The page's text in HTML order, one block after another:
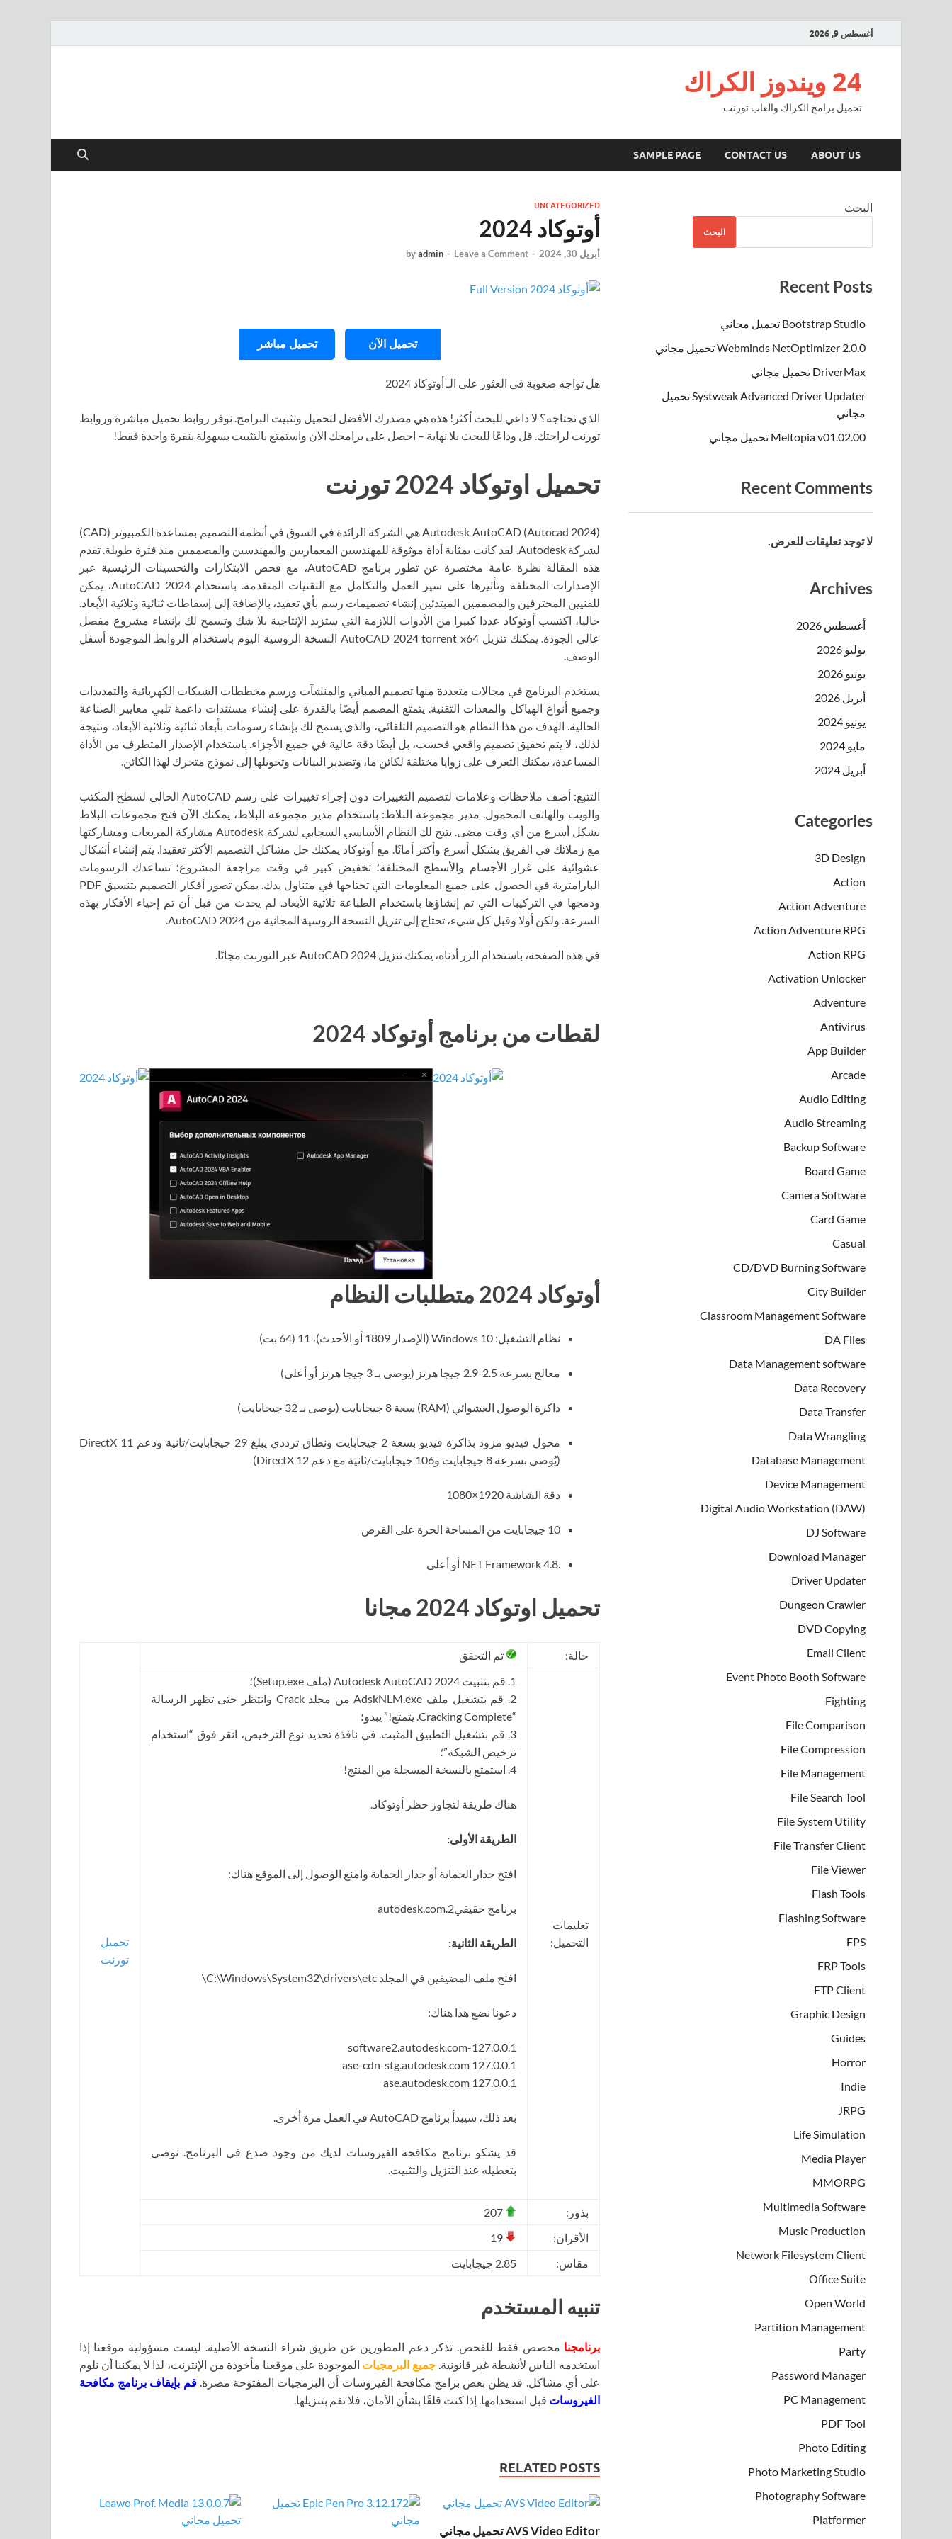
أغسطس 9, 2026
24 ويندوز الكراك
تحميل برامج الكراك والعاب تورنت
ABOUT US
CONTACT US
SAMPLE PAGE
UNCATEGORIZED
أوتوكاد 2024
أبريل 30, 2024 -
byadmin - Leave a Comment
تحميل الآن تحميل مباشر
هل تواجه صعوبة في العثور على الـ أوتوكاد 2024
الذي تحتاجه؟ لا داعي للبحث أكثر! هذه هي مصدرك الأفضل لتحميل وتثبيت البرامج. نوفر روابط تحميل مباشرة وروابط
تورنت لراحتك. قل وداعًا للبحث بلا نهاية – احصل على برامجك الآن واستمتع بالتثبيت بسهولة بنقرة واحدة فقط!
تحميل اوتوكاد 2024 تورنت
Autodesk AutoCAD (Autocad 2024) هي الشركة الرائدة في السوق في أنظمة التصميم بمساعدة الكمبيوتر (CAD)
لشركة Autodesk. لقد كانت بمثابة أداة موثوقة للمهندسين المعماريين والمهندسين والمصممين منذ فترة طويلة. تقدم
هذه المقالة نظرة عامة مختصرة عن تطور برنامج AutoCAD، مع فحص الابتكارات والتحسينات الرئيسية عبر
الإصدارات المختلفة وتأثيرها على سير العمل والتكامل مع التقنيات المتقدمة. باستخدام AutoCAD 2024، يمكن
للفنيين المحترفين والمصممين المبتدئين إنشاء تصميمات رسم بأي تعقيد، بالإضافة إلى إسقاطات ثنائية وثلاثية الأبعاد.
حاليا، اكتسب أوتوكاد عددا كبيرا من الأدوات اللازمة التي ستزيد الإنتاجية بلا شك وتسمح لك بإنشاء مشروع مفصل
عالي الجودة. يمكنك تنزيل AutoCAD 2024 torrent x64 النسخة الروسية اليوم باستخدام الروابط الموجودة أسفل
الوصف.
يستخدم البرنامج في مجالات متعددة منها تصميم المباني والمنشآت ورسم مخططات الشبكات الكهربائية والتمديدات
وجميع أنواع الهياكل والمعدات التقنية. يتمتع المصمم أيضًا بالقدرة على إنشاء مستندات داعمة تلبي معايير الصناعة
الحالية. الهدف من هذا النظام هو التصميم التلقائي، والذي يسمح لك بإنشاء رسومات بأبعاد ثنائية وثلاثية الأبعاد، ونتيجة
لذلك، لا يتم تحقيق تصميم واقعي فحسب، بل أيضًا دقة عالية في جميع الأجزاء. باستخدام الإصدار المتطرف من الأداة
المساعدة، يمكنك التعرف على زوايا مختلفة لكائن ما، وتصدير البيانات وتحويلها إلى نموذج متحرك لهذا الكائن.
التتبع: أضف ملاحظات وعلامات لتصميم التغييرات دون إجراء تغييرات على رسم AutoCAD الحالي لسطح المكتب
والويب والهاتف المحمول. مدير مجموعة البلاط: باستخدام مدير مجموعة البلاط، يمكنك الآن فتح مجموعات البلاط
بشكل أسرع من أي وقت مضى. يتيح لك النظام الأساسي السحابي لشركة Autodesk مشاركة المربعات ومشاركتها
مع زملائك في الفريق بشكل أسرع وأكثر أمانًا. مع أوتوكاد يمكنك حل مشاكل التصميم الأكثر تعقيدا. يتم إنشاء أشكال
عشوائية على غرار الأجسام والأسطح المختلفة؛ تخفيض كبير في وقت مراجعة المشروع؛ تساعدك الرسومات
البارامترية في الحصول على جميع المعلومات التي تحتاجها في متناول يدك. يمكن تصور أفكار التصميم بتنسيق PDF
ودمجها في التركيبات التي تم إنشاؤها باستخدام الطباعة ثلاثية الأبعاد. لم يحدث من قبل أن تم إحياء الأفكار بهذه
السرعة. ولكن أولا وقبل كل شيء، تحتاج إلى تنزيل النسخة الروسية المجانية من AutoCAD 2024.
في هذه الصفحة، باستخدام الزر أدناه، يمكنك تنزيل AutoCAD 2024 عبر التورنت مجانًا.
لقطات من برنامج أوتوكاد 2024
أوتوكاد 2024 متطلبات النظام
نظام التشغيل: Windows 10 (الإصدار 1809 أو الأحدث)، 11 (64 بت)
معالج بسرعة 2.5-2.9 جيجا هرتز (يوصى بـ 3 جيجا هرتز أو أعلى)
ذاكرة الوصول العشوائي (RAM) سعة 8 جيجابايت (يوصى بـ 32 جيجابايت)
محول فيديو مزود بذاكرة فيديو بسعة 2 جيجابايت ونطاق ترددي يبلغ 29 جيجابايت/ثانية ودعم DirectX 11
(يُوصى بسرعة 8 جيجابايت و106 جيجابايت/ثانية مع دعم DirectX 12)
دقة الشاشة 1920×1080
10 جيجابايت من المساحة الحرة على القرص
تحميل اوتوكاد 2024 مجانا
حالة: تم التحقق
تحميل
تورنت
تعليمات
التحميل:
1. قم بتثبيت Autodesk AutoCAD 2024 (ملف Setup.exe)؛
2. قم بتشغيل ملف AdskNLM.exe من مجلد Crack وانتظر حتى تظهر الرسالة
“Cracking Complete. يتمتع!” يبدو؛
3. قم بتشغيل التطبيق المثبت. في نافذة تحديد نوع الترخيص، انقر فوق “استخدام
ترخيص الشبكة”؛
4. استمتع بالنسخة المسجلة من المنتج!
هناك طريقة لتجاوز حظر أوتوكاد.
الطريقة الأولى:
افتح جدار الحماية أو جدار الحماية وامنع الوصول إلى الموقع هناك:
برنامج حقيقي2.autodesk.com
الطريقة الثانية:
افتح ملف المضيفين في المجلد C:\Windows\System32\drivers\etc\
دعونا نضع هذا هناك:
127.0.0.1-software2.autodesk.com
127.0.0.1 ase-cdn-stg.autodesk.com
127.0.0.1 ase.autodesk.com
بعد ذلك، سيبدأ برنامج AutoCAD في العمل مرة أخرى.
قد يشكو برنامج مكافحة الفيروسات لديك من وجود صدع في البرنامج. نوصي
بتعطيله عند التنزيل والتثبيت.
بذور:
الأقران:
مقاس:
2.85 جيجابايت
تنبيه المستخدم
برنامجنا مخصص فقط للفحص. تذكر دعم المطورين عن طريق شراء النسخة الأصلية. ليست مسؤولية موقعنا إذا
استخدمه الناس لأنشطة غير قانونية. جميع البرمجيات الموجودة على موقعنا مأخوذة من الإنترنت، لذا لا يمكننا أن نلوم
على أي مشاكل. قد يظن بعض برامج مكافحة الفيروسات أن البرمجيات المفتوحة مضرة.قم بإيقاف برنامج مكافحة
الفيروسات قبل استخدامها. إذا كنت قلقًا بشأن الأمان، فلا تقم بتنزيلها.
RELATED POSTS
AVS Video Editor تحميل مجاني
البحث
البحث
Recent Posts
Bootstrap Studio تحميل مجاني
Webminds NetOptimizer 2.0.0 تحميل مجاني
DriverMax تحميل مجاني
Systweak Advanced Driver Updater تحميل
مجاني
Meltopia v01.02.00 تحميل مجاني
Recent Comments
لا توجد تعليقات للعرض.
Archives
أغسطس 2026
يوليو 2026
يونيو 2026
أبريل 2026
يونيو 2024
مايو 2024
أبريل 2024
Categories
3D Design
Action
Action Adventure
Action Adventure RPG
Action RPG
Activation Unlocker
Adventure
Antivirus
App Builder
Arcade
Audio Editing
Audio Streaming
Backup Software
Board Game
Camera Software
Card Game
Casual
CD/DVD Burning Software
City Builder
Classroom Management Software
DA Files
Data Management software
Data Recovery
Data Transfer
Data Wrangling
Database Management
Device Management
Digital Audio Workstation (DAW)
DJ Software
Download Manager
Driver Updater
Dungeon Crawler
DVD Copying
Email Client
Event Photo Booth Software
Fighting
File Comparison
File Compression
File Management
File Search Tool
File System Utility
File Transfer Client
File Viewer
Flash Tools
Flashing Software
FPS
FRP Tools
FTP Client
Graphic Design
Guides
Horror
Indie
JRPG
Life Simulation
Media Player
MMORPG
Multimedia Software
Music Production
Network Filesystem Client
Office Suite
Open World
Partition Management
Party
Password Manager
PC Management
PDF Tool
Photo Editing
Photo Marketing Studio
Photography Software
Platformer